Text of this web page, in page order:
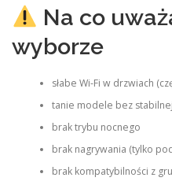
Na co
wyborze
słabe Wi-Fi w drzwiach
tanie modele bez
brak trybu nocnego
brak nagrywania (tylko
brak kompatybilności z